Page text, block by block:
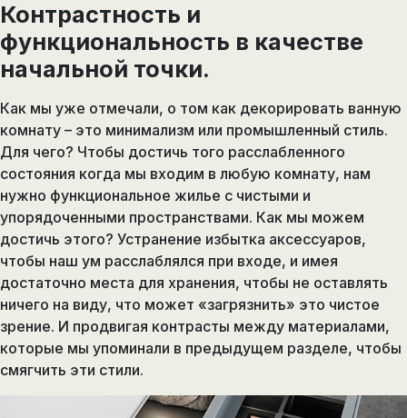
Контрастность и
функциональность в качестве
начальной точки.
Как мы уже отмечали, о том как декорировать ванную
комнату – это минимализм или промышленный стиль.
Для чего? Чтобы достичь того расслабленного
состояния когда мы входим в любую комнату, нам
нужно функциональное жилье с чистыми и
упорядоченными пространствами. Как мы можем
достичь этого? Устранение избытка аксессуаров,
чтобы наш ум расслаблялся при входе, и имея
достаточно места для хранения, чтобы не оставлять
ничего на виду, что может «загрязнить» это чистое
зрение. И продвигая контрасты между материалами,
которые мы упоминали в предыдущем разделе, чтобы
смягчить эти стили.